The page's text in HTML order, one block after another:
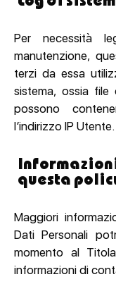
Per necessità
manutenzione,
terzi da essa
sistema, ossia
possono
l’indirizzo IP Utente.
questa
Maggiori
Dati Personali
momento al
informazioni di